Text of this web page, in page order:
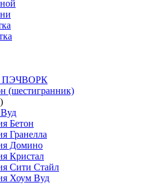
ПЭЧВОРК
(шестигранник)
Бетон
Гранелла
Домино
Кристал
Сити Стайл
Хоум Вуд